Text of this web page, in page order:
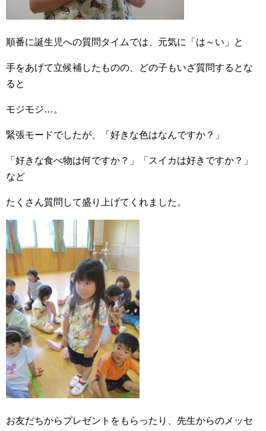
順番に誕生児への質問タイムでは、元気に「は～い」と
手をあげて立候補したものの、どの子もいざ質問するとな
ると
モジモジ…。
緊張モードでしたが、「好きな色はなんですか？」
「好きな食べ物は何ですか？」「スイカは好きですか？」
など
たくさん質問して盛り上げてくれました。
お友だちからプレゼントをもらったり、先生からのメッセ